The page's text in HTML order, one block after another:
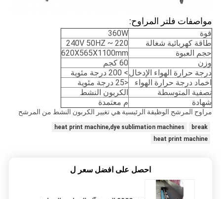
مواصفات فلتر المراوح:
قوة
360W
طاقة كهربائية شغالة
220 ~ 240V 50HZ
حجم العبوة
620X565X1100mm
وزن
60 كجم
درجة حرارة الهواء الإدخال> 200 درجة مئوية
اخماد درجة حرارة الهواء
<25 درجة مئوية
تصفية المتوسطة
الكربون النشط
شهادة
م معتمدة
مراوح المرشح الوظيفة الرئيسية هي تغيير الكربون النشط من المرشح
break
heat print machine,dye sublimation machines
heat print machine
احصل على افضل سعر ل